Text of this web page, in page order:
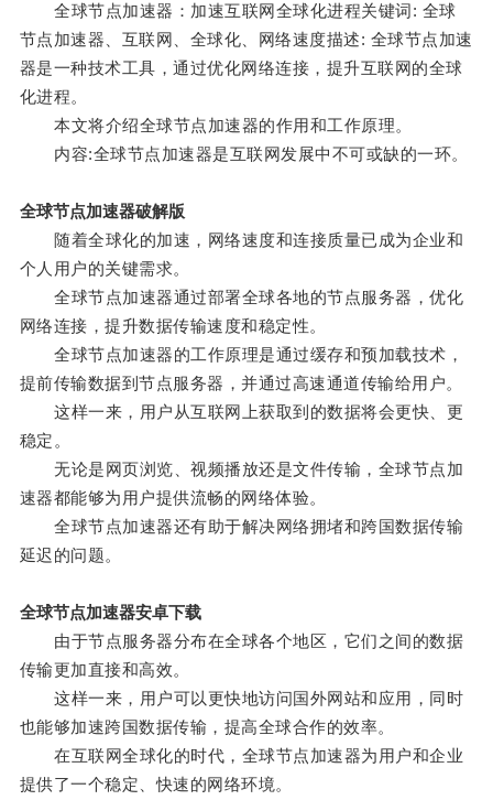
全球节点加速器：加速互联网全球化进程关键词: 全球
节点加速器、互联网、全球化、网络速度描述: 全球节点加速
器是一种技术工具，通过优化网络连接，提升互联网的全球
化进程。
本文将介绍全球节点加速器的作用和工作原理。
内容:全球节点加速器是互联网发展中不可或缺的一环。
全球节点加速器破解版
随着全球化的加速，网络速度和连接质量已成为企业和
个人用户的关键需求。
全球节点加速器通过部署全球各地的节点服务器，优化
网络连接，提升数据传输速度和稳定性。
全球节点加速器的工作原理是通过缓存和预加载技术，
提前传输数据到节点服务器，并通过高速通道传输给用户。
这样一来，用户从互联网上获取到的数据将会更快、更
稳定。
无论是网页浏览、视频播放还是文件传输，全球节点加
速器都能够为用户提供流畅的网络体验。
全球节点加速器还有助于解决网络拥堵和跨国数据传输
延迟的问题。
全球节点加速器安卓下载
由于节点服务器分布在全球各个地区，它们之间的数据
传输更加直接和高效。
这样一来，用户可以更快地访问国外网站和应用，同时
也能够加速跨国数据传输，提高全球合作的效率。
在互联网全球化的时代，全球节点加速器为用户和企业
提供了一个稳定、快速的网络环境。